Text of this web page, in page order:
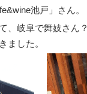
池戸」さん。
、岐阜で舞妓さん
ました。